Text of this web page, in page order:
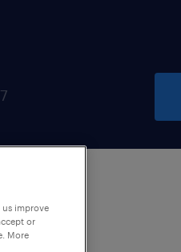
improve
or
More